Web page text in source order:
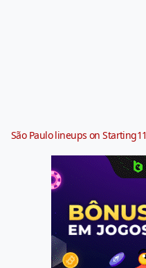
São Paulo lineups on Starting11